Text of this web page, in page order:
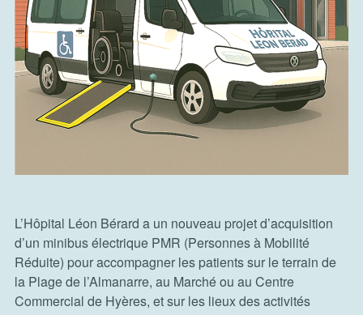
L’Hôpital Léon Bérard a un nouveau projet d’acquisition
d’un minibus électrique PMR (Personnes à Mobilité
Réduite) pour accompagner les patients sur le terrain de
la Plage de l’Almanarre, au Marché ou au Centre
Commercial de Hyères, et sur les lieux des activités